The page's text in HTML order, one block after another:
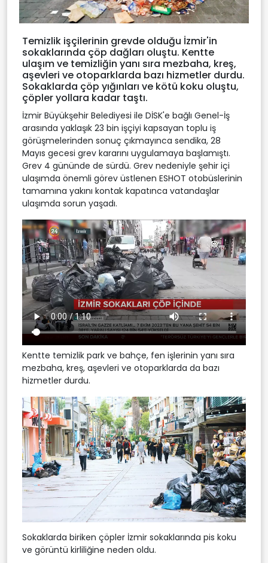
Temizlik işçilerinin grevde olduğu İzmir'in
sokaklarında çöp dağları oluştu. Kentte
ulaşım ve temizliğin yanı sıra mezbaha, kreş,
aşevleri ve otoparklarda bazı hizmetler durdu.
Sokaklarda çöp yığınları ve kötü koku oluştu,
çöpler yollara kadar taştı.
İzmir Büyükşehir Belediyesi ile DİSK'e bağlı Genel-İş
arasında yaklaşık 23 bin işçiyi kapsayan toplu iş
görüşmelerinden sonuç çıkmayınca sendika, 28
Mayıs gecesi grev kararını uygulamaya başlamıştı.
Grev 4 gününde de sürdü. Grev nedeniyle şehir içi
ulaşımda önemli görev üstlenen ESHOT otobüslerinin
tamamına yakını kontak kapatınca vatandaşlar
ulaşımda sorun yaşadı.
Kentte temizlik park ve bahçe, fen işlerinin yanı sıra
mezbaha, kreş, aşevleri ve otoparklarda da bazı
hizmetler durdu.
Sokaklarda biriken çöpler İzmir sokaklarında pis koku
ve görüntü kirliliğine neden oldu.